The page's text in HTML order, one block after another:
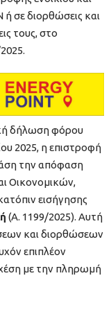
σε διορθώσεις και
τους, στο
δήλωση φόρου
2025, η επιστροφή
την απόφαση
Οικονομικών,
εισήγησης
(Α. 1199/2025). Αυτή
και διορθώσεων
επιπλέον
με την πληρωμή